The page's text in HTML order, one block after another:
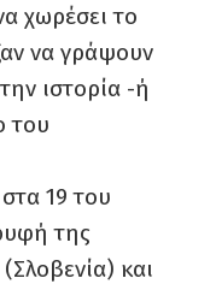
χωρέσει το
να γράψουν
ιστορία -ή
του
19 του
της
και